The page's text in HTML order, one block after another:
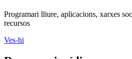
Programari lliure, aplicacions, xarxes
recursos
Ves-hi